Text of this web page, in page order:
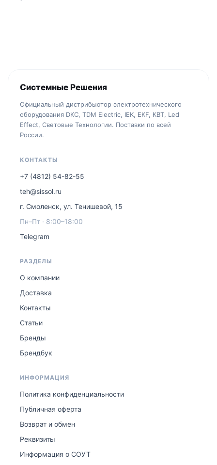
Системные Решения
Официальный дистрибьютор электротехнического
оборудования DKC, TDM Electric, IEK, EKF, КВТ, Led
Effect, Световые Технологии. Поставки по всей
России.
КОНТАКТЫ
+7 (4812) 54-82-55
teh@sissol.ru
г. Смоленск, ул. Тенишевой, 15
Пн–Пт · 8:00–18:00
Telegram
РАЗДЕЛЫ
О компании
Доставка
Контакты
Статьи
Бренды
Брендбук
ИНФОРМАЦИЯ
Политика конфиденциальности
Публичная оферта
Возврат и обмен
Реквизиты
Информация о СОУТ